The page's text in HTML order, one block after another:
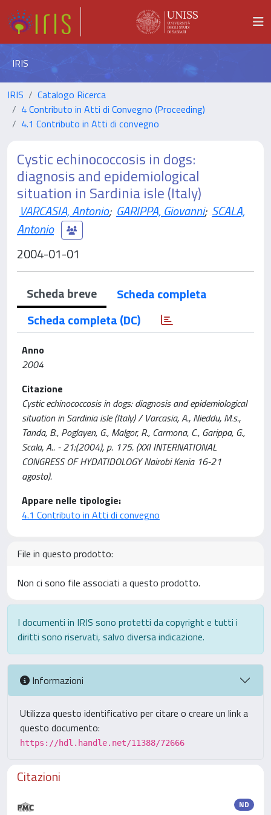
IRIS
IRIS
Catalogo Ricerca
4 Contributo in Atti di Convegno (Proceeding)
4.1 Contributo in Atti di convegno
Cystic echinococcosis in dogs:
diagnosis and epidemiological
situation in Sardinia isle (Italy)
VARCASIA, Antonio; GARIPPA, Giovanni; SCALA,
Antonio
2004-01-01
Scheda breve
Scheda completa
Scheda completa (DC)
Anno
2004
Citazione
Cystic echinococcosis in dogs: diagnosis and epidemiological
situation in Sardinia isle (Italy) / Varcasia, A., Nieddu, M.s.,
Tanda, B., Poglayen, G., Malgor, R., Carmona, C., Garippa, G.,
Scala, A.. - 21:(2004), p. 175. (XXI INTERNATIONAL
CONGRESS OF HYDATIDOLOGY Nairobi Kenia 16-21
agosto).
Appare nelle tipologie:
4.1 Contributo in Atti di convegno
File in questo prodotto:
Non ci sono file associati a questo prodotto.
I documenti in IRIS sono protetti da copyright e tutti i
diritti sono riservati, salvo diversa indicazione.
Informazioni
Utilizza questo identificativo per citare o creare un link a
questo documento:
https://hdl.handle.net/11388/72666
Citazioni
ND